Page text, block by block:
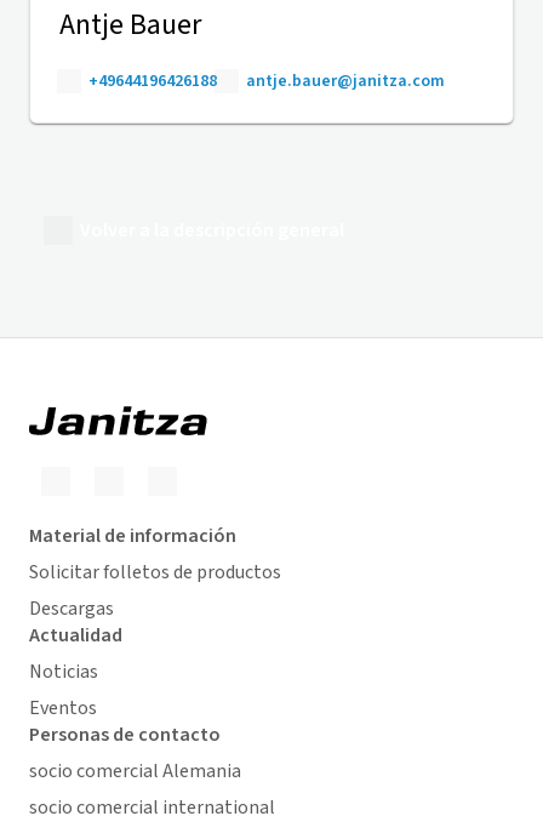
Antje Bauer
+49644196426188 antje.bauer@janitza.com
Material de información
Solicitar folletos de productos
Descargas
Actualidad
Noticias
Eventos
Personas de contacto
socio comercial Alemania
socio comercial international